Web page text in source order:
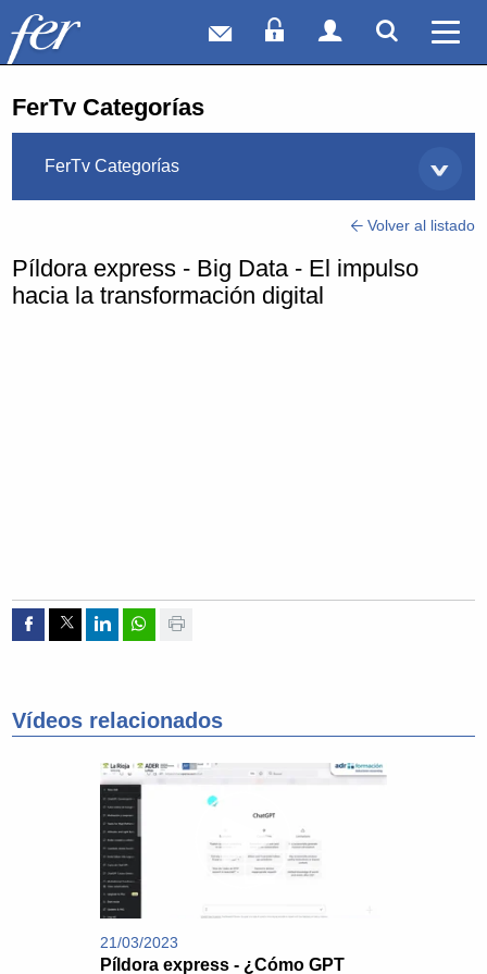
Correo webAcceso Socios
Acceso
FerTv Categorías
FerTv Categorías
Volver al listado
Píldora express - Big Data - El impulso
hacia la transformación digital
Compartir por Facebook
Compartir por Twitter
Compartir por Linkedin
Compartir por whatsapp
Imprimir
Vídeos relacionados
21/03/2023
Píldora express - ¿Cómo GPT